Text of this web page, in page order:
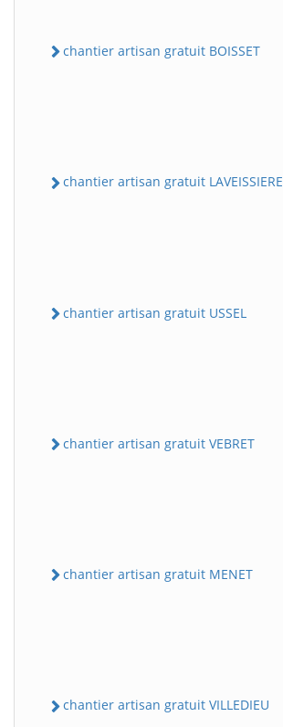
chantier artisan gratuit BOISSET
chantier artisan gratuit LAVEISSIERE
chantier artisan gratuit USSEL
chantier artisan gratuit VEBRET
chantier artisan gratuit MENET
chantier artisan gratuit VILLEDIEU